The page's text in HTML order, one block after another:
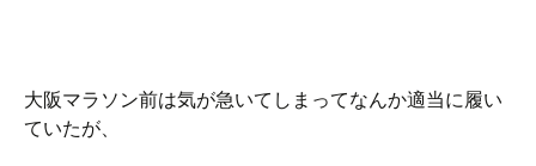
大阪マラソン前は気が急いてしまってなんか適当に履い
ていたが、